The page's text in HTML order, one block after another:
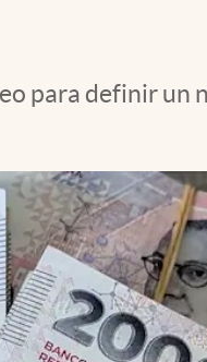
para definir